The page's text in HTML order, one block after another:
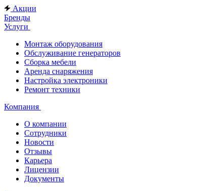
Акции
Бренды
Услуги
Монтаж оборудования
Обслуживание генераторов
Сборка мебели
Аренда снаряжения
Настройка электроники
Ремонт техники
Компания
О компании
Сотрудники
Новости
Отзывы
Карьера
Лицензии
Документы